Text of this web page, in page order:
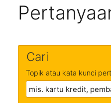
Cari
Topik atau kata kunci